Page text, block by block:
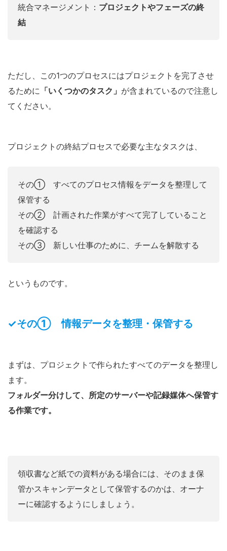
統合マネージメント： プロジェクトやフェーズの終
結
ただし、この1つのプロセスにはプロジェクトを完了させ
るために 「いくつかのタスク」 が含まれているので注意し
てください。
プロジェクトの終結プロセスで必要な主なタスクは、
その① すべてのプロセス情報をデータを整理して
保管する
その② 計画された作業がすべて完了していること
を確認する
その③ 新しい仕事のために、チームを解散する
というものです。
✓その① 情報データを整理・保管する
まずは、プロジェクトで作られたすべてのデータを整理し
ます。
フォルダー分けして、所定のサーバーや記録媒体へ保管す
る作業です。
領収書など紙での資料がある場合には、そのまま保
管かスキャンデータとして保管するのかは、オーナ
ーに確認するようにしましょう。